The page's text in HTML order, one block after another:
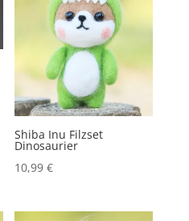
Shiba Inu Filzset
Dinosaurier
10,99€